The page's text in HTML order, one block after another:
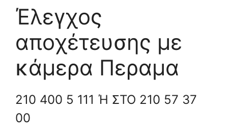
Έλεγχος
αποχέτευσης με
κάμερα Περαμα
210 400 5 111 Ή ΣΤΟ 210 57 37
00